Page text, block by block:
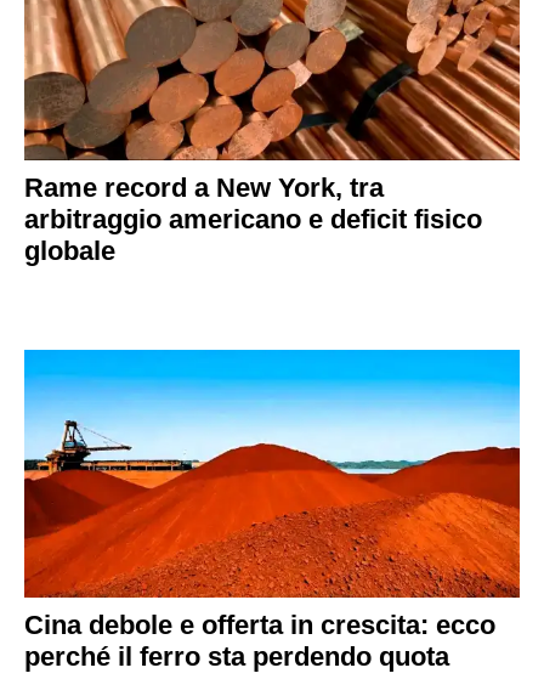
Rame record a New York, tra
arbitraggio americano e deficit fisico
globale
Cina debole e offerta in crescita: ecco
perché il ferro sta perdendo quota